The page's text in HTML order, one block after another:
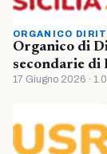
ORGANICO
Organico di
secondarie di
17 Giugno 2026 ·